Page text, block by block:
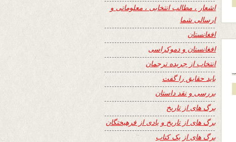
اشعار ، مطالب انتخابی ، معلوماتی و
ارسالی شما
افغانستان
افغانستان و دموکراسی
انتخاب از جریده ترجمان
باید حقایق را گفت
بررسی و نقد داستان
برگ های از تاریخ
برگ های از تاریخ و یادی از فرهیختگان
برگ های از یک کتاب